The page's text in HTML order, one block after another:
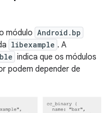
módulo Android.bp
libexample . A
indica que os módulos
podem depender de